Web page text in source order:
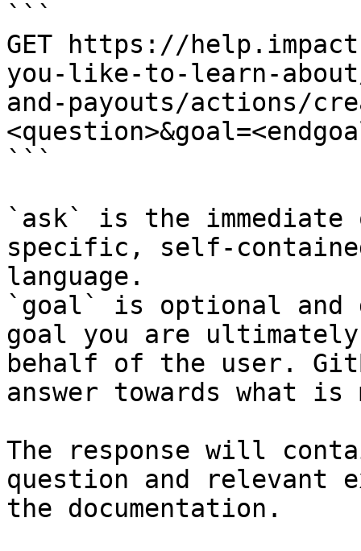
```
GET https://
you-like-to-learn-
and-payouts/actions/
```
`ask` is the
specific, self-
language.
`goal` is optional and
goal you are
behalf of the user.
answer towards what
The response will
question and relevant
the documentation.